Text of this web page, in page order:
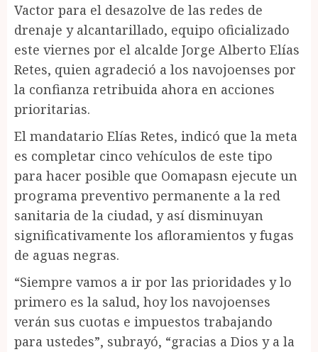
Vactor para el desazolve de las redes de
drenaje y alcantarillado, equipo oficializado
este viernes por el alcalde Jorge Alberto Elías
Retes, quien agradeció a los navojoenses por
la confianza retribuida ahora en acciones
prioritarias.
El mandatario Elías Retes, indicó que la meta
es completar cinco vehículos de este tipo
para hacer posible que Oomapasn ejecute un
programa preventivo permanente a la red
sanitaria de la ciudad, y así disminuyan
significativamente los afloramientos y fugas
de aguas negras.
“Siempre vamos a ir por las prioridades y lo
primero es la salud, hoy los navojoenses
verán sus cuotas e impuestos trabajando
para ustedes”, subrayó, “gracias a Dios y a la